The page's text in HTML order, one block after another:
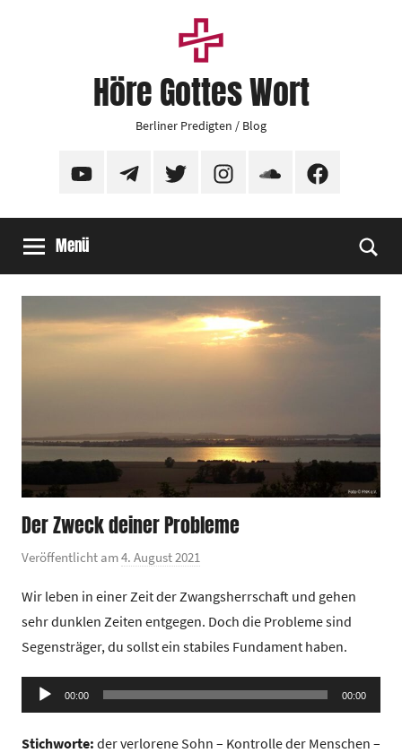
Höre Gottes Wort
Berliner Predigten / Blog
YouTubeTelegramTwitter InstagramSoundCloudFacebook
Menü
Der Zweck deiner Probleme
Veröffentlicht am4. August 2021
n
G
e
m
e
n
Wir leben in einer Zeit der Zwangsherrschaft und gehen
sehr dunklen Zeiten entgegen. Doch die Probleme sind
Segensträger, du sollst ein stabiles Fundament haben.
Audio-
Player
00:00 00:00
Stichworte: der verlorene Sohn – Kontrolle der Menschen –